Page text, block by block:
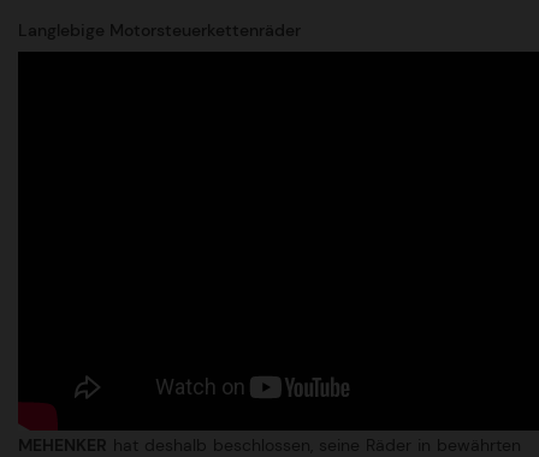
Langlebige Motorsteuerkettenräder
MEHENKER hat deshalb beschlossen, seine Räder in bewährten